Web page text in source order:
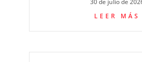
LEER MÁS